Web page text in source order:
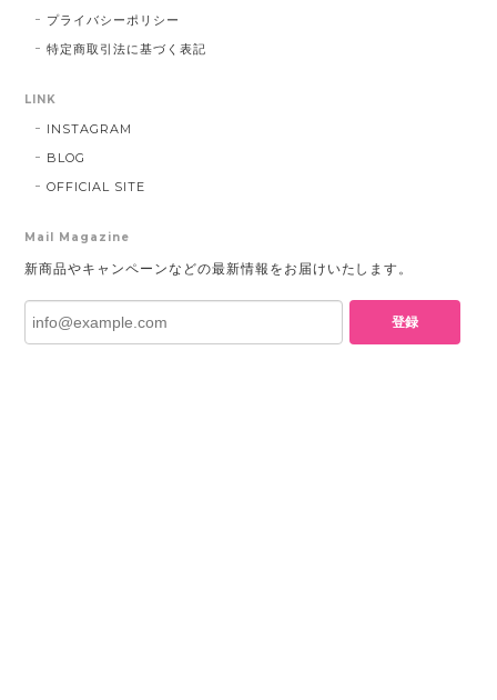
プライバシーポリシー
特定商取引法に基づく表記
LINK
INSTAGRAM
BLOG
OFFICIAL SITE
Mail Magazine
新商品やキャンペーンなどの最新情報をお届けいたします。
登録